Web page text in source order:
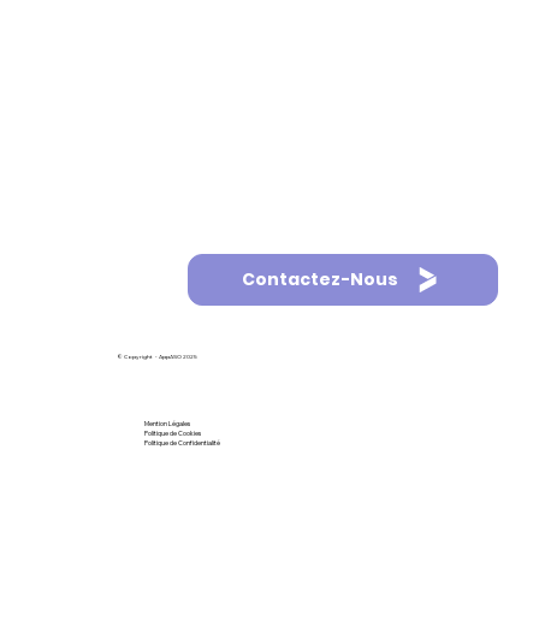
Contactez-Nous
© Copyright - AppASO 2025
Mention Légales
Politique de Cookies
Politique de Confidentialité